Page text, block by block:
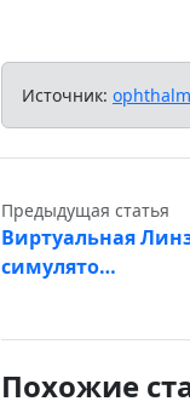
Источник:
Предыдущая статья
Виртуальная
симулято…
Похожие